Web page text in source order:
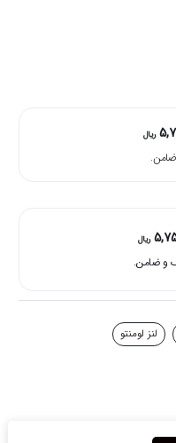
ریال
ریال
لنز لومنتو